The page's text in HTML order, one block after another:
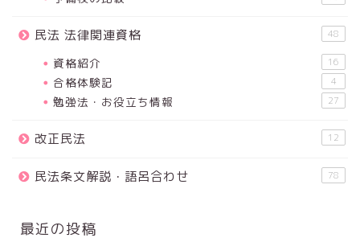
民法 法律関連資格 48
資格紹介 16
合格体験記 4
勉強法・お役立ち情報 27
改正民法 12
民法条文解説・語呂合わせ 78
最近の投稿